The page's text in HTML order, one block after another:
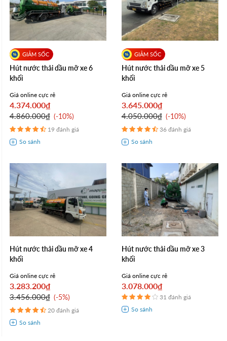
Hút nước thải dầu mỡ xe 6
khối
Giá online cực rẻ
4.374.000₫
4.860.000₫ -10%
19 đánh giá
Hút nước thải dầu mỡ xe 5
khối
Giá online cực rẻ
3.645.000₫
4.050.000₫ -10%
36 đánh giá
Hút nước thải dầu mỡ xe 4
khối
Giá online cực rẻ
3.283.200₫
3.456.000₫ -5%
20 đánh giá
Hút nước thải dầu mỡ xe 3
khối
Giá online cực rẻ
3.078.000₫
31 đánh giá